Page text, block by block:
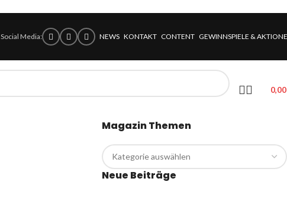
Social Media: NEWS KONTAKT CONTENT GEWINNSPIELE &
Magazin Themen
Neue Beiträge